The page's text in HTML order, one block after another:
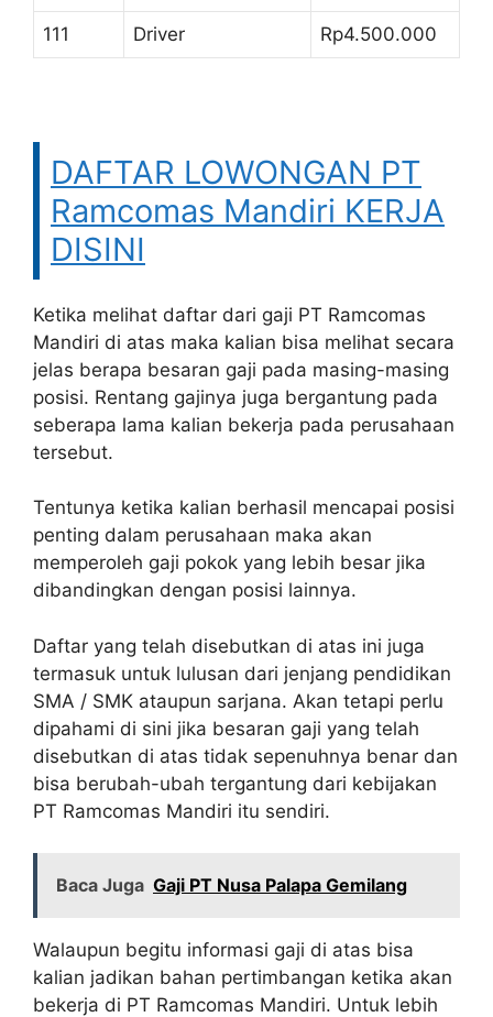
111 Driver Rp4.500.000
DAFTAR LOWONGAN PT
Ramcomas Mandiri KERJA
DISINI
Ketika melihat daftar dari gaji PT Ramcomas
Mandiri di atas maka kalian bisa melihat secara
jelas berapa besaran gaji pada masing-masing
posisi. Rentang gajinya juga bergantung pada
seberapa lama kalian bekerja pada perusahaan
tersebut.
Tentunya ketika kalian berhasil mencapai posisi
penting dalam perusahaan maka akan
memperoleh gaji pokok yang lebih besar jika
dibandingkan dengan posisi lainnya.
Daftar yang telah disebutkan di atas ini juga
termasuk untuk lulusan dari jenjang pendidikan
SMA / SMK ataupun sarjana. Akan tetapi perlu
dipahami di sini jika besaran gaji yang telah
disebutkan di atas tidak sepenuhnya benar dan
bisa berubah-ubah tergantung dari kebijakan
PT Ramcomas Mandiri itu sendiri.
Baca Juga Gaji PT Nusa Palapa Gemilang
Walaupun begitu informasi gaji di atas bisa
kalian jadikan bahan pertimbangan ketika akan
bekerja di PT Ramcomas Mandiri. Untuk lebih